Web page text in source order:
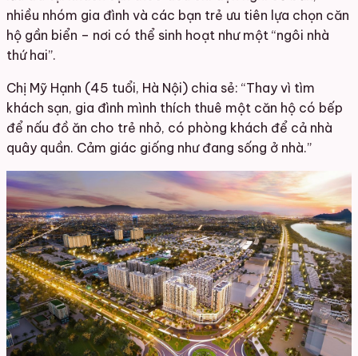
nhiều nhóm gia đình và các bạn trẻ ưu tiên lựa chọn căn
hộ gần biển – nơi có thể sinh hoạt như một “ngôi nhà
thứ hai”.
Chị Mỹ Hạnh (45 tuổi, Hà Nội) chia sẻ: “Thay vì tìm
khách sạn, gia đình mình thích thuê một căn hộ có bếp
để nấu đồ ăn cho trẻ nhỏ, có phòng khách để cả nhà
quây quần. Cảm giác giống như đang sống ở nhà.”